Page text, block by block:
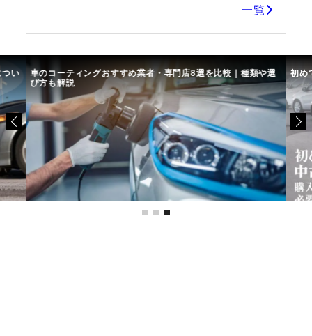
一覧
い 車のコーティングおすすめ業者・専門店8選を比較｜種類や選
び方も解説
初め